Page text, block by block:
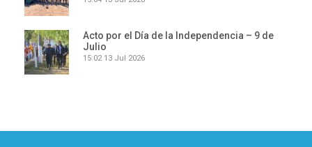
Acto por el Día de la Independencia – 9 de
Julio
15:02 13 Jul 2026